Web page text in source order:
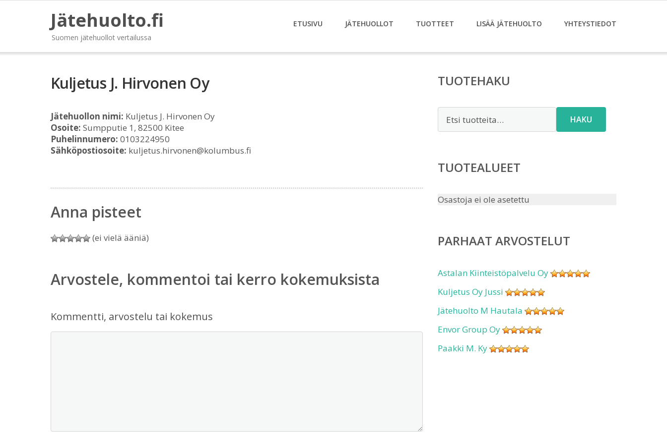
Jätehuolto.fi
Suomen jätehuollot vertailussa
ETUSIVU JÄTEHUOLLOT TUOTTEET LISÄÄ JÄTEHUOLTO YHTEYSTIEDOT
Kuljetus J. Hirvonen Oy
Jätehuollon nimi: Kuljetus J. Hirvonen Oy
Osoite: Sumpputie 1, 82500 Kitee
Puhelinnumero: 0103224950
Sähköpostiosoite: kuljetus.hirvonen@kolumbus.fi
Anna pisteet
(ei vielä ääniä)
Arvostele, kommentoi tai kerro kokemuksista
Kommentti, arvostelu tai kokemus
TUOTEHAKU
HAKU
TUOTEALUEET
Osastoja ei ole asetettu
PARHAAT ARVOSTELUT
Astalan Kiinteistöpalvelu Oy
Kuljetus Oy Jussi
Jätehuolto M Hautala
Envor Group Oy
Paakki M. Ky